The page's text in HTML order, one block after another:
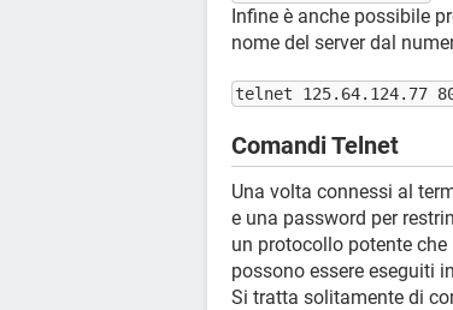
Infine è anche possibile
nome del server dal
telnet 125.64.124.77
Comandi Telnet
Una volta connessi al
e una password per
un protocollo potente
possono essere eseguiti
Si tratta solitamente di